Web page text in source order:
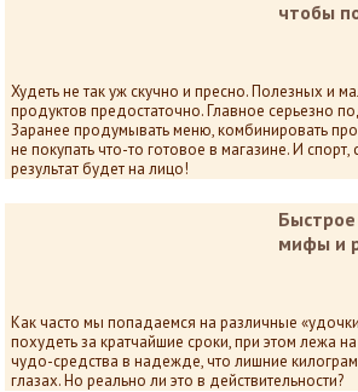
чтобы
Худеть не так уж скучно и пресно. Полезных и
продуктов предостаточно. Главное серьезно
Заранее продумывать меню, комбинировать
не покупать что-то готовое в магазине. И спорт,
результат будет на лицо!
мифы и
Как часто мы попадаемся на различные
похудеть за кратчайшие сроки, при этом лежа
чудо-средства в надежде, что лишние
глазах. Но реально ли это в действительности?